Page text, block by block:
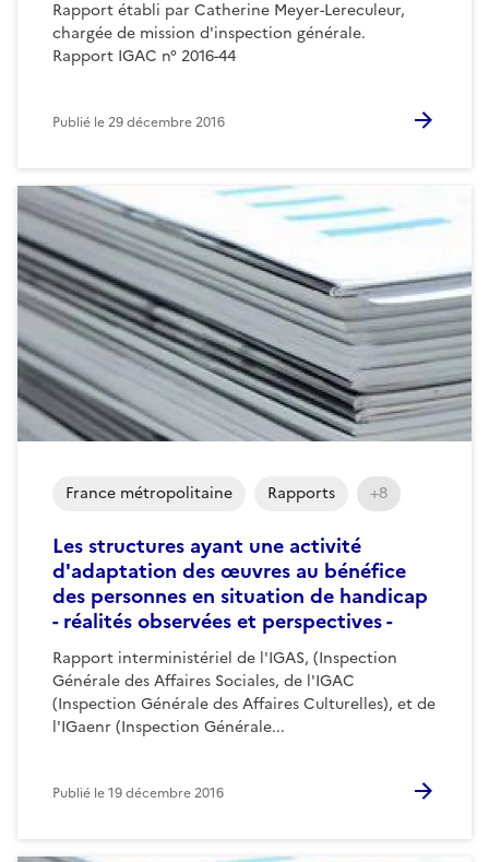
Rapport établi par Catherine Meyer-Lereculeur,
chargée de mission d'inspection générale.
Rapport IGAC n° 2016-44
Publié le29 décembre 2016
Les structures ayant une activité
d'adaptation des œuvres au bénéfice
des personnes en situation de handicap
- réalités observées et perspectives -
Rapport interministériel de l'IGAS, (Inspection
Générale des Affaires Sociales, de l'IGAC
(Inspection Générale des Affaires Culturelles), et de
l'IGaenr (Inspection Générale...
France métropolitaine Rapports +8
Publié le19 décembre 2016